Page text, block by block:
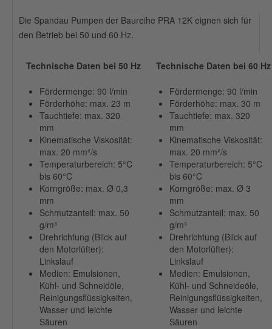
Die Spandau Pumpen der Baureihe PRA 12K eignen sich für
den Betrieb bei 50 und 60 Hz.
Technische Daten bei 50 Hz
Fördermenge: 90 l/min
Förderhöhe: max. 23 m
Tauchtiefe: max. 320
mm
Kinematische Viskosität:
max. 20 mm²/s
Temperaturbereich: 5°C
bis 60°C
Korngröße: max. Ø 0,3
mm
Schmutzanteil: max. 50
g/m³
Drehrichtung (Blick auf
den Motorlüfter):
Linkslauf
Medien: Emulsionen,
Kühl- und Schneidöle,
Reinigungsflüssigkeiten,
Wasser und leichte
Säuren
Technische Daten bei 60 Hz
Fördermenge: 90 l/min
Förderhöhe: max. 30 m
Tauchtiefe: max. 320
mm
Kinematische Viskosität:
max. 20 mm²/s
Temperaturbereich: 5°C
bis 60°C
Korngröße: max. Ø 3
mm
Schmutzanteil: max. 50
g/m³
Drehrichtung (Blick auf
den Motorlüfter):
Linkslauf
Medien: Emulsionen,
Kühl- und Schneideöle,
Reinigungsflüssigkeiten,
Wasser und leichte
Säuren